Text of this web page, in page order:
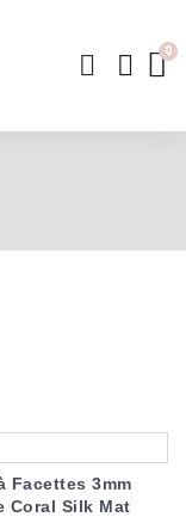
Facettes 3mm
Coral Silk Mat